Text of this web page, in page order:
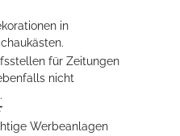
in
für Zeitungen
nicht
Werbeanlagen